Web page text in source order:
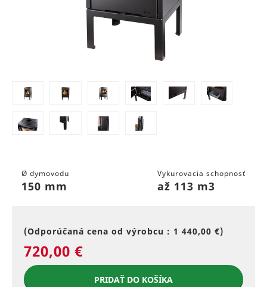
Ø dymovodu
150 mm
Vykurovacia schopnosť
až 113 m3
(Odporúčaná cena od výrobcu : 1 440,00 €)
720,00 €
PRIDAŤ DO KOŠÍKA